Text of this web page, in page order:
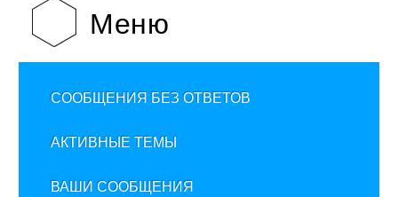
Меню
СООБЩЕНИЯ БЕЗ ОТВЕТОВ
АКТИВНЫЕ ТЕМЫ
ВАШИ СООБЩЕНИЯ